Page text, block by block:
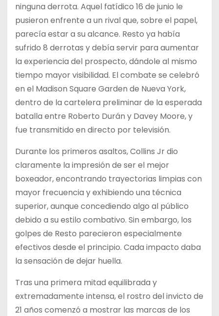
ninguna derrota. Aquel fatídico 16 de junio le
pusieron enfrente a un rival que, sobre el papel,
parecía estar a su alcance. Resto ya había
sufrido 8 derrotas y debía servir para aumentar
la experiencia del prospecto, dándole al mismo
tiempo mayor visibilidad. El combate se celebró
en el Madison Square Garden de Nueva York,
dentro de la cartelera preliminar de la esperada
batalla entre Roberto Durán y Davey Moore, y
fue transmitido en directo por televisión.
Durante los primeros asaltos, Collins Jr dio
claramente la impresión de ser el mejor
boxeador, encontrando trayectorias limpias con
mayor frecuencia y exhibiendo una técnica
superior, aunque concediendo algo al público
debido a su estilo combativo. Sin embargo, los
golpes de Resto parecieron especialmente
efectivos desde el principio. Cada impacto daba
la sensación de dejar huella.
Tras una primera mitad equilibrada y
extremadamente intensa, el rostro del invicto de
21 años comenzó a mostrar las marcas de los